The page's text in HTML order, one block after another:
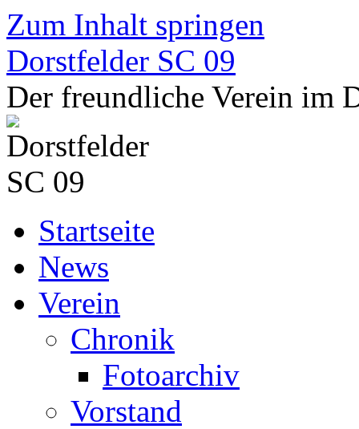
Zum Inhalt springen
Dorstfelder SC 09
Der freundliche Verein im
Startseite
News
Verein
Chronik
Fotoarchiv
Vorstand